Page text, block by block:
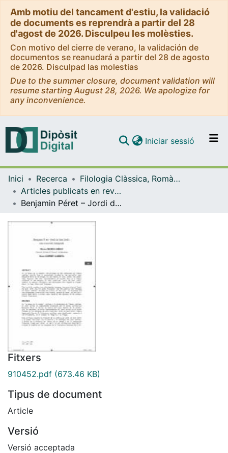
Amb motiu del tancament d'estiu, la validació
de documents es reprendrà a partir del 28
d'agost de 2026. Disculpeu les molèsties.
Con motivo del cierre de verano, la validación de
documentos se reanudará a partir del 28 de agosto
de 2026. Disculpad las molestias
Due to the summer closure, document validation will
resume starting August 28, 2026. We apologize for
any inconvenience.
Navega per tot el DD
Com publicar
Iniciar sessió (current)
Inici Recerca
Filologia Clàssica, Romànica i Semítica
Articles publicats en revistes (Filologia Clàssica, Romànica i Semítica)
Benjamin Péret – Jordi de Sant Jordi : une rencontre marginale
Fitxers
910452.pdf (673.46 KB)
Tipus de document
Article
Versió
Versió acceptada